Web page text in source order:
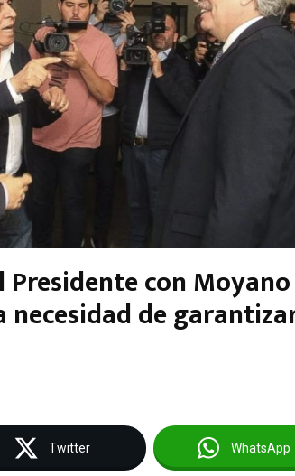
con Moyano
de
Twitter WhatsApp